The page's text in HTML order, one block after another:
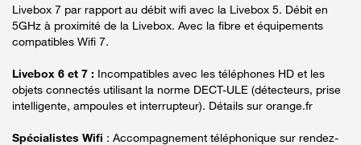
Livebox 7 par rapport au débit wifi avec la Livebox 5. Débit en
5GHz à proximité de la Livebox. Avec la fibre et équipements
compatibles Wifi 7.
Livebox 6 et 7 : Incompatibles avec les téléphones HD et les
objets connectés utilisant la norme DECT-ULE (détecteurs, prise
intelligente, ampoules et interrupteur). Détails sur orange.fr
Spécialistes Wifi : Accompagnement téléphonique sur rendez-